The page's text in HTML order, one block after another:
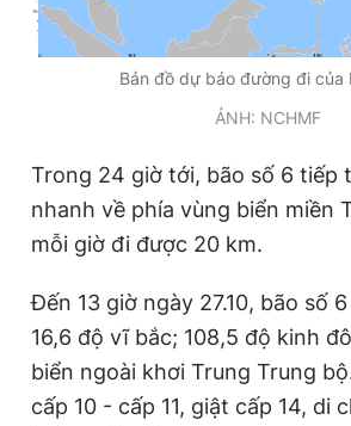
0906 645 777 0908 780
Quảng cáo RSS Tòa
Tổng biên tập: Nguyễn Ngọc Toàn
Phó tổng biên tập: Lâm Hiếu Dũng
Phó tổng biên tập: Trần Việt Hưng
Tổng thư ký tòa soạn: Đức Trung
Giấy phép xuất bản số 110/GP - BTTTT
chép dưới mọi hình thức nếu không có sự
bản. Phát triển bởi ePi Technologies, JSC.
Bản đồ dự báo đường đi của
ẢNH: NCHMF
Trong 24 giờ tới, bão số 6 tiếp
nhanh về phía vùng biển miền
mỗi giờ đi được 20 km.
Đến 13 giờ ngày 27.10, bão số
16,6 độ vĩ bắc; 108,5 độ kinh
biển ngoài khơi Trung Trung
cấp 10 - cấp 11, giật cấp 14, di